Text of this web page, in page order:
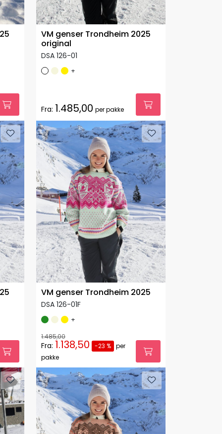
VM genser Trondheim 2025
original
DSA 126-01
+
Fra: 1.485,00 per pakke
VM genser Trondheim 2025
DSA 126-01F
+
1.485,00
Fra: 1.138,50 -23 % per
pakke